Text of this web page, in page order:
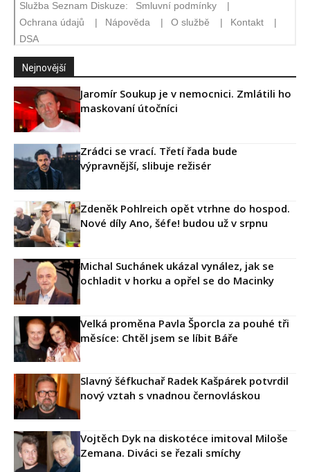
Nejnovější
Jaromír Soukup je v nemocnici. Zmlátili ho
maskovaní útočníci
Zrádci se vrací. Třetí řada bude
výpravnější, slibuje režisér
Zdeněk Pohlreich opět vtrhne do hospod.
Nové díly Ano, šéfe! budou už v srpnu
Michal Suchánek ukázal vynález, jak se
ochladit v horku a opřel se do Macinky
Velká proměna Pavla Šporcla za pouhé tři
měsíce: Chtěl jsem se líbit Báře
Slavný šéfkuchař Radek Kašpárek potvrdil
nový vztah s vnadnou černovláskou
Vojtěch Dyk na diskotéce imitoval Miloše
Zemana. Diváci se řezali smíchy